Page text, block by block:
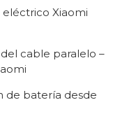
Xiaomi
cable paralelo –
de batería desde